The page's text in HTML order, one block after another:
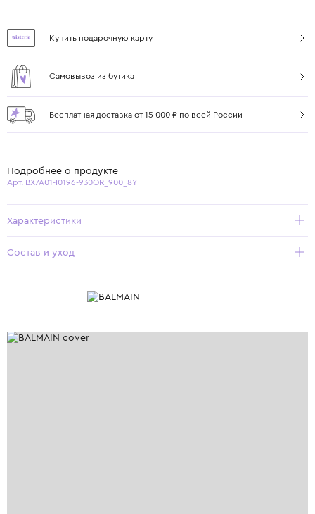
Купить подарочную карту
Самовывоз из бутика
Бесплатная доставка от 15 000 ₽ по всей России
Подробнее о продукте
Арт. BX7A01-I0196-930OR_900_8Y
Характеристики
Состав и уход